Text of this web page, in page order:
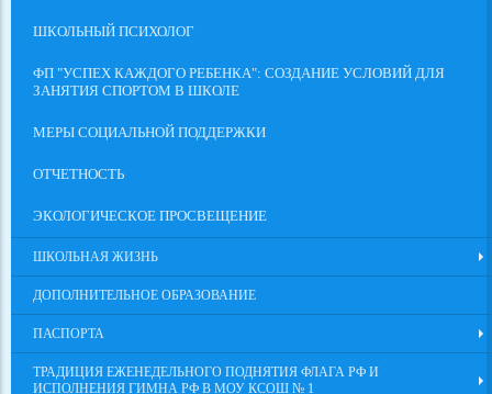
ШКОЛЬНЫЙ ПСИХОЛОГ
ФП "УСПЕХ КАЖДОГО РЕБЕНКА": СОЗДАНИЕ УСЛОВИЙ ДЛЯ
ЗАНЯТИЯ СПОРТОМ В ШКОЛЕ
МЕРЫ СОЦИАЛЬНОЙ ПОДДЕРЖКИ
ОТЧЕТНОСТЬ
ЭКОЛОГИЧЕСКОЕ ПРОСВЕЩЕНИЕ
ШКОЛЬНАЯ ЖИЗНЬ
ДОПОЛНИТЕЛЬНОЕ ОБРАЗОВАНИЕ
ПАСПОРТА
ТРАДИЦИЯ ЕЖЕНЕДЕЛЬНОГО ПОДНЯТИЯ ФЛАГА РФ И
ИСПОЛНЕНИЯ ГИМНА РФ В МОУ КСОШ № 1